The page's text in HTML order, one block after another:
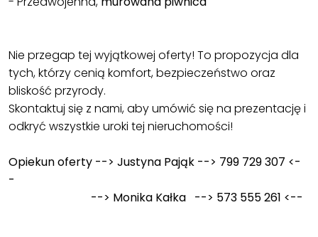
Nie przegap tej wyjątkowej oferty! To propozycja dla
tych, którzy cenią komfort, bezpieczeństwo oraz
bliskość przyrody.
Skontaktuj się z nami, aby umówić się na prezentację i
odkryć wszystkie uroki tej nieruchomości!
Opiekun oferty --> Justyna Pająk --> 799 729 307 <-
-
--> Monika Kałka --> 573 555 261 <--